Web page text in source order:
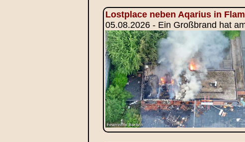
Lostplace neben Aqarius in
05.08.2026 - Ein Großbrand hat